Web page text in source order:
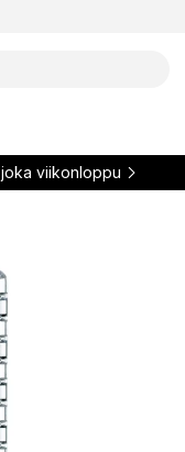
viikonloppu